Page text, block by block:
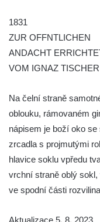
Kříž v ulici V Zátiší
Boží muka u domu
Labem
Kříž v centru
Kříž na návsi v
Kříž na návsi v
Kříž na návsi v
1831
ZUR OFFNTLICHEN
ANDACHT
VOM IGNAZ TISCHER
Na čelní straně
oblouku, rámovaném
nápisem je boží oko
zrcadla s projmutými
hlavice soklu vpředu
vrchní straně oblý
ve spodní části